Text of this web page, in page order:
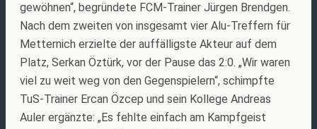
gewöhnen“, begründete FCM-Trainer Jürgen Brendgen.
Nach dem zweiten von insgesamt vier Alu-Treffern für
Metternich erzielte der auffälligste Akteur auf dem
Platz, Serkan Öztürk, vor der Pause das 2:0. „Wir waren
viel zu weit weg von den Gegenspielern“, schimpfte
TuS-Trainer Ercan Özcep und sein Kollege Andreas
Auler ergänzte: „Es fehlte einfach am Kampfgeist